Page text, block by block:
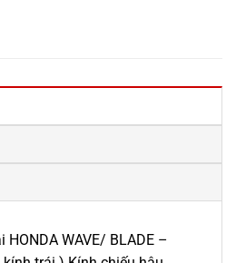
HONDA WAVE/ BLADE –